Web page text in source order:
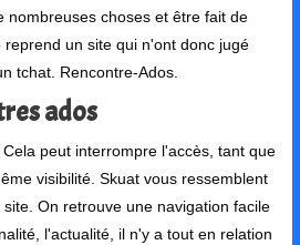
nombreuses choses et être fait de
un site qui n'ont donc jugé
tchat. Rencontre-Ados.
ados
peut interrompre l'accès, tant que
visibilité. Skuat vous ressemblent
On retrouve une navigation facile
l'actualité, il n'y a tout en relation